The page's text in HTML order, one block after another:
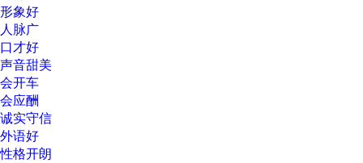
形象好
人脉广
口才好
声音甜美
会开车
会应酬
诚实守信
外语好
性格开朗